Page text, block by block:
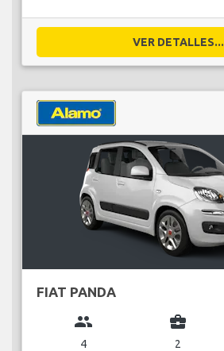
VER DETALLES...
FIAT PANDA
group
4
business_center
2